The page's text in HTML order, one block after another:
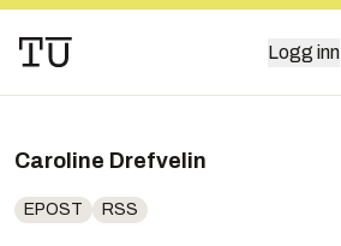
Logg inn
Caroline Drefvelin
EPOST RSS